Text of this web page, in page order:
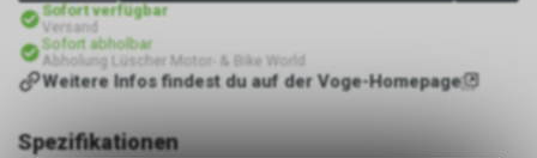
Sofort verfügbar
Versand
Sofort abholbar
Abholung Lüscher Motor- & Bike World
Weitere Infos findest du auf der Voge-Homepage
Spezifikationen